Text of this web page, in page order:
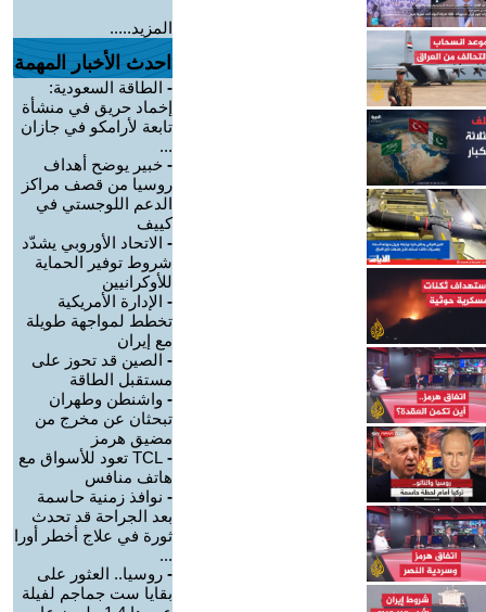
المزيد.....
احدث الأخبار المهمة
- الطاقة السعودية:
إخماد حريق في منشأة
تابعة لأرامكو في جازان
...
- خبير يوضح أهداف
روسيا من قصف مراكز
الدعم اللوجستي في
كييف
- الاتحاد الأوروبي يشدّد
شروط توفير الحماية
للأوكرانيين
- الإدارة الأمريكية
تخطط لمواجهة طويلة
مع إيران
- الصين قد تحوز على
مستقبل الطاقة
- واشنطن وطهران
تبحثان عن مخرج من
مضيق هرمز
-
TCL تعود للأسواق مع
هاتف منافس
- نوافذ زمنية حاسمة
بعد الجراحة قد تحدث
ثورة في علاج أخطر أورا
...
- روسيا.. العثور على
بقايا ست جماجم لفيلة